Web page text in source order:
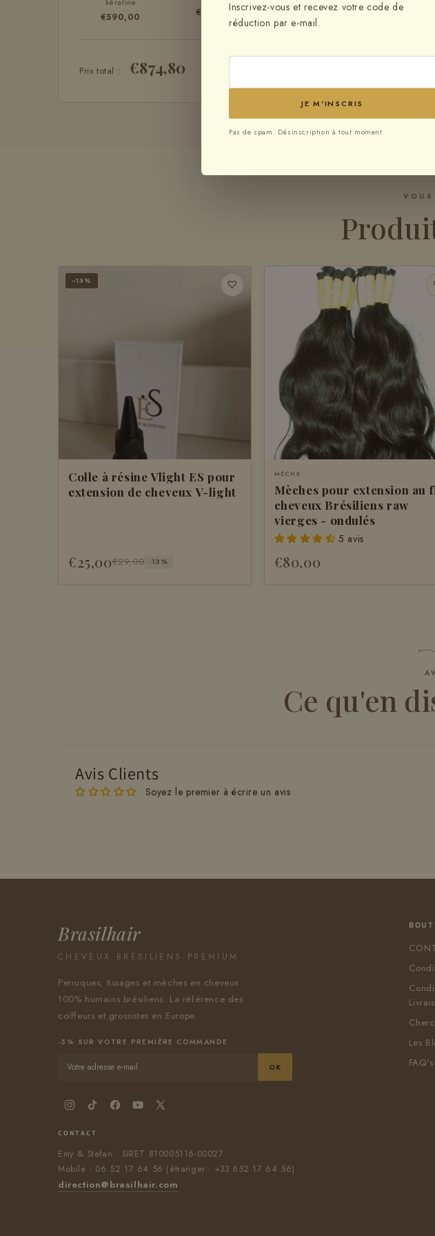
€590,00 €45,00 €239,80
Prix total : €874,80
♡
−13%
Colle à résine Vlight ES pour
extension de cheveux V-light
€25,00€29,00 -13%
MÈCHE
Mèches pour extension au
cheveux Brésiliens raw
vierges - ondulés
5 avis
€80,00
Ce qu'en
Avis Clients
Soyez le premier à écrire un avis
Brasilhair
CHEVEUX BRÉSILIENS PREMIUM
Perruques, tissages et mèches en cheveux
100% humains brésiliens. La référence des
coiffeurs et grossistes en Europe.
-5% SUR VOTRE PREMIÈRE COMMANDE
OK
CONTACT
Emy & Stefan · SIRET 810005116-00027
Mobile : 06 52 17 64 56 (étranger : +33 652 17 64 56)
direction@brasilhair.com
Les
FAQ's
Inscrivez-vous et recevez votre code de
réduction par e-mail.
JE M'INSCRIS
Pas de spam. Désinscription à tout moment.